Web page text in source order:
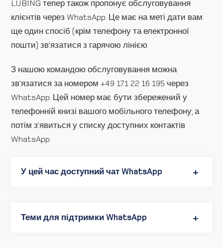
LUBING тепер також пропонує обслуговування
клієнтів через WhatsApp. Це має на меті дати вам
ще один спосіб (крім телефону та електронної
пошти) зв’язатися з гарячою лінією.
З нашою командою обслуговування можна
зв’язатися за номером +49 171 22 16 195 через
WhatsApp. Цей номер має бути збережений у
телефонній книзі вашого мобільного телефону, а
потім з’явиться у списку доступних контактів
WhatsApp.
У цей час доступний чат WhatsApp
Теми для підтримки WhatsApp